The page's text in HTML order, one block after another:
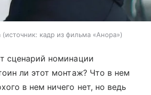
источник: кадр из фильма «Анора»
сценарий номинации
ли этот монтаж? Что в нем
в нем ничего нет, но ведь